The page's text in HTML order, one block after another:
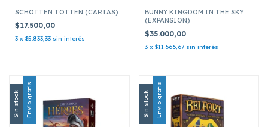
SCHOTTEN TOTTEN (CARTAS)
$17.500,00
3 x $5.833,33 sin interés
BUNNY KINGDOM IN THE SKY
(EXPANSION)
$35.000,00
3 x $11.666,67 sin interés
Sin stock Envío gratis Sin stock Envío gratis